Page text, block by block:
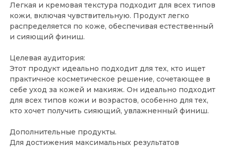
Легкая и кремовая текстура подходит для всех типов
кожи, включая чувствительную. Продукт легко
распределяется по коже, обеспечивая естественный
и сияющий финиш.
Целевая аудитория:
Этот продукт идеально подходит для тех, кто ищет
практичное косметическое решение, сочетающее в
себе уход за кожей и макияж. Он идеально подходит
для всех типов кожи и возрастов, особенно для тех,
кто хочет получить сияющий, увлажненный финиш.
Дополнительные продукты.
Для достижения максимальных результатов